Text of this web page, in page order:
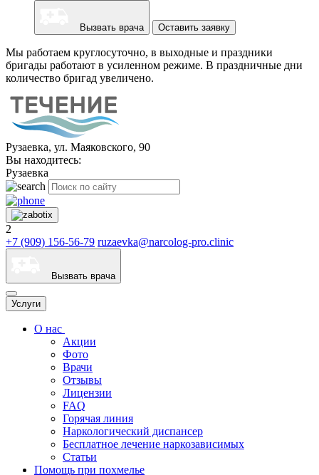
Вызвать врача Оставить заявку
Мы работаем круглосуточно, в выходные и праздники
бригады работают в усиленном режиме. В праздничные дни
количество бригад увеличено.
Рузаевка, ул. Маяковского, 90
Вы находитесь:
Рузаевка
2
+7 (909) 156-56-79 ruzaevka@narcolog-pro.clinic
Вызвать врача
Услуги
О нас
Акции
Фото
Врачи
Отзывы
Лицензии
FAQ
Горячая линия
Наркологический диспансер
Бесплатное лечение наркозависимых
Статьи
Помощь при похмелье